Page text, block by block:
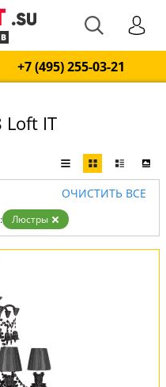
+7 (495) 255-03-21
IT
ОЧИСТИТЬ ВСЕ
Люстры